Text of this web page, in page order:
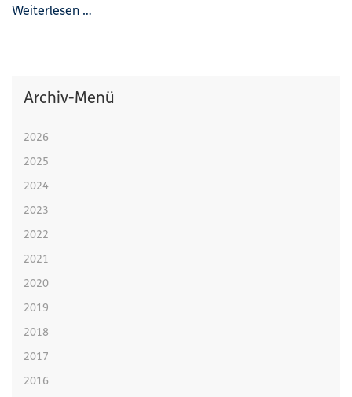
Weiterlesen …
Archiv-Menü
2026
2025
2024
2023
2022
2021
2020
2019
2018
2017
2016